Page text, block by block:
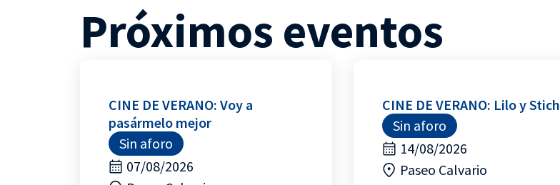
Próximos eventos
CINE DE VERANO: Voy a
pasármelo mejor
Sin aforo
07/08/2026
CINE DE VERANO: Lilo y Stich
Sin aforo
14/08/2026
Paseo Calvario